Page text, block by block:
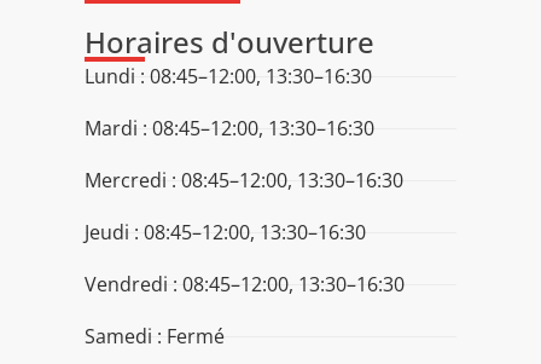
Horaires d'ouverture
Lundi : 08:45–12:00, 13:30–16:30
Mardi : 08:45–12:00, 13:30–16:30
Mercredi : 08:45–12:00, 13:30–16:30
Jeudi : 08:45–12:00, 13:30–16:30
Vendredi : 08:45–12:00, 13:30–16:30
Samedi : Fermé